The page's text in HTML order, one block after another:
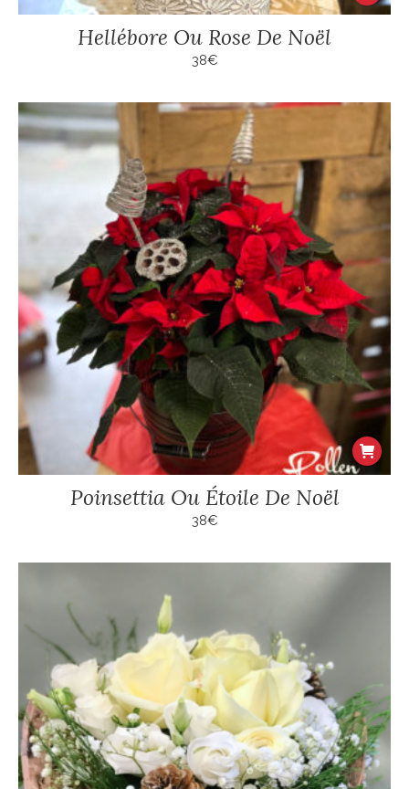
Hellébore Ou Rose De Noël
38€
Poinsettia Ou Étoile De Noël
38€